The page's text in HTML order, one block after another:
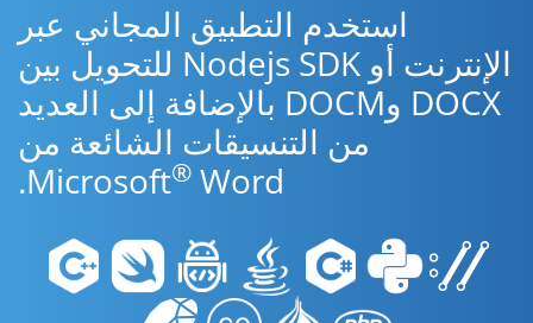
استخدم التطبيق المجاني عبر
الإنترنت أو Nodejs SDK للتحويل بين
DOCX وDOCM بالإضافة إلى العديد
من التنسيقات الشائعة من
Microsoft® Word.